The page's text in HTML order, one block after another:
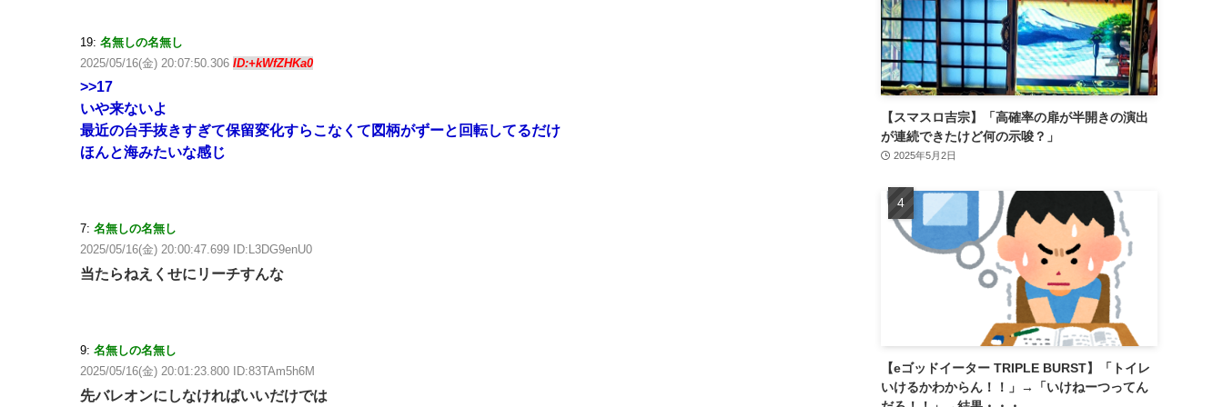
19: 名無しの名無し
2025/05/16(金) 20:07:50.306 ID:+kWfZHKa0
>>17
いや来ないよ
最近の台手抜きすぎて保留変化すらこなくて図柄がずーと回転してるだけ
ほんと海みたいな感じ
7: 名無しの名無し
2025/05/16(金) 20:00:47.699 ID:L3DG9enU0
当たらねえくせにリーチすんな
9: 名無しの名無し
2025/05/16(金) 20:01:23.800 ID:83TAm5h6M
先バレオンにしなければいいだけでは
【スマスロ吉宗】「高確率の扉が半開きの演出
が連続できたけど何の示唆？」
2025年5月2日
【eゴッドイーター TRIPLE BURST】「トイレ
いけるかわからん！！」→「いけねーつってん